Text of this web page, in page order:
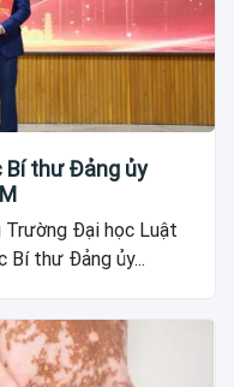
Bí thư Đảng ủy
Trường Đại học Luật
Bí thư Đảng ủy...